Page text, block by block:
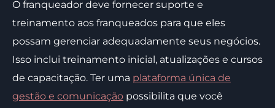
O franqueador deve fornecer suporte e
treinamento aos franqueados para que eles
possam gerenciar adequadamente seus negócios.
Isso inclui treinamento inicial, atualizações e cursos
de capacitação. Ter uma plataforma única de
gestão e comunicação possibilita que você